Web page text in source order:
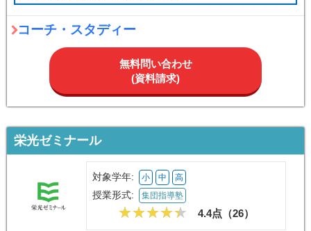
コーチ・スタディー
無料問い合わせ
(資料請求)
栄光ゼミナール
対象学年: 小 中 高
授業形式: 集団指導塾
4.4点（26）